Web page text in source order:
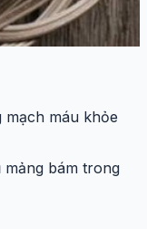
mạch máu khỏe
mảng bám trong